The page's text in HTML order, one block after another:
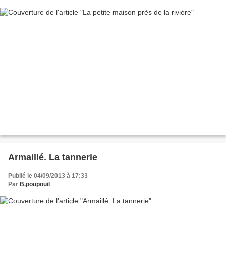
Armaillé. La tannerie
Publié le 04/09/2013 à 17:33
Par B.poupouil